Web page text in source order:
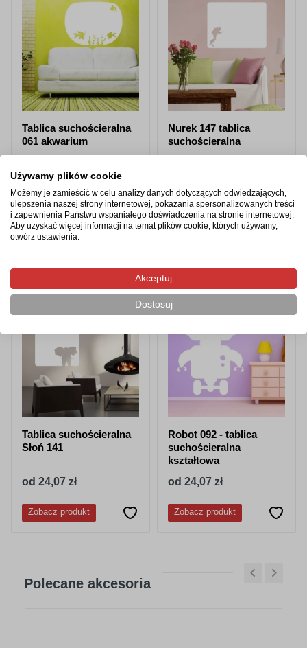
Tablica suchościeralna
061 akwarium
Zobacz produkt
Nurek 147 tablica
suchościeralna
Zobacz produkt
Tablica suchościeralna
Słoń 141
od 24,07 zł
Zobacz produkt
Robot 092 - tablica
suchościeralna
kształtowa
od 24,07 zł
Zobacz produkt
Polecane akcesoria
Używamy plików cookie
Możemy je zamieścić w celu analizy danych dotyczących odwiedzających,
ulepszenia naszej strony internetowej, pokazania spersonalizowanych treści
i zapewnienia Państwu wspaniałego doświadczenia na stronie internetowej.
Aby uzyskać więcej informacji na temat plików cookie, których używamy,
otwórz ustawienia.
Akceptuj
Dostosuj